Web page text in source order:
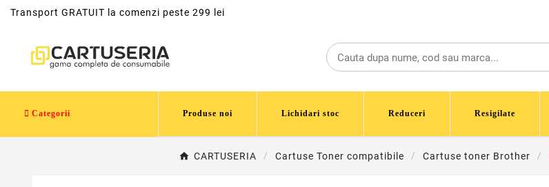
Transport GRATUIT la comenzi peste 299 lei
Categorii Produse noi Lichidari stoc Reduceri Resigilate
CARTUSERIA Cartuse Toner compatibile Cartuse toner Brother